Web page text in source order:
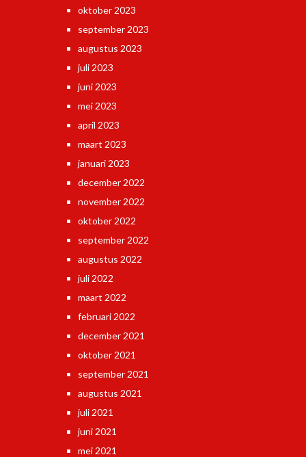
oktober 2023
september 2023
augustus 2023
juli 2023
juni 2023
mei 2023
april 2023
maart 2023
januari 2023
december 2022
november 2022
oktober 2022
september 2022
augustus 2022
juli 2022
maart 2022
februari 2022
december 2021
oktober 2021
september 2021
augustus 2021
juli 2021
juni 2021
mei 2021